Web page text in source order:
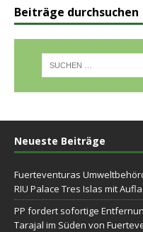
Beiträge durchsuchen
Neueste Beiträge
Fuerteventuras
RIU Palace Tres Islas mit
PP fordert sofortige
Tarajal im Süden von